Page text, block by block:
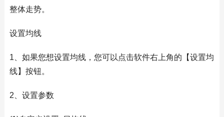
整体走势。
设置均线
1、如果您想设置均线，您可以点击软件右上角的【设置均
线】按钮。
2、设置参数